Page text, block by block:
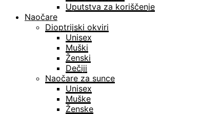
Uputstva za koriščenje
Naočare
Dioptrijski okviri
Unisex
Muški
Ženski
Dečiji
Naočare za sunce
Unisex
Muške
Ženske